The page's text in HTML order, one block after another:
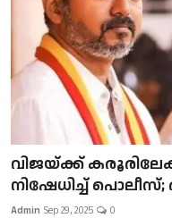
വിജയ്ക്ക്
നിഷേധിച്ച്
Admin Sep 29, 2025 0